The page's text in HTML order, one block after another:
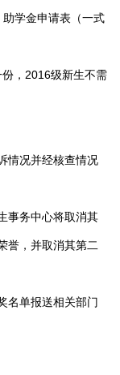
学金申请表（一式
，2016级新生不需
况并经核查情况
务中心将取消其
誉，并取消其第二
单报送相关部门